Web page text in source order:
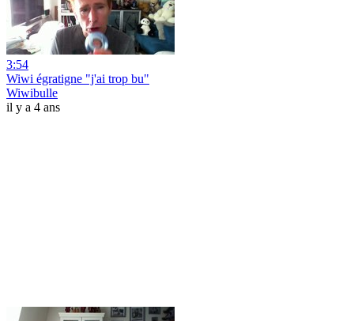
3:54
Wiwi égratigne "j'ai trop bu"
Wiwibulle
il y a 4 ans